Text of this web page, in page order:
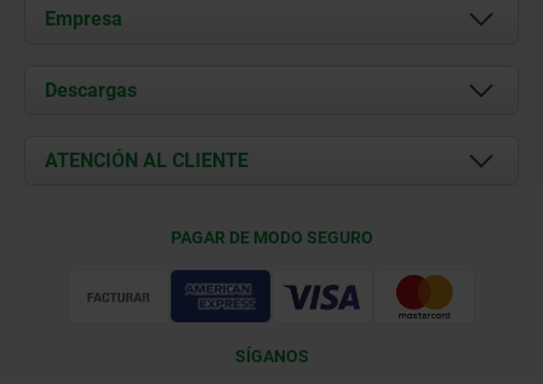
Empresa
Acerca de nosotros
Contacto
Descargas
Documents
ATENCIÓN AL CLIENTE
PAGAR DE MODO SEGURO
SÍGANOS